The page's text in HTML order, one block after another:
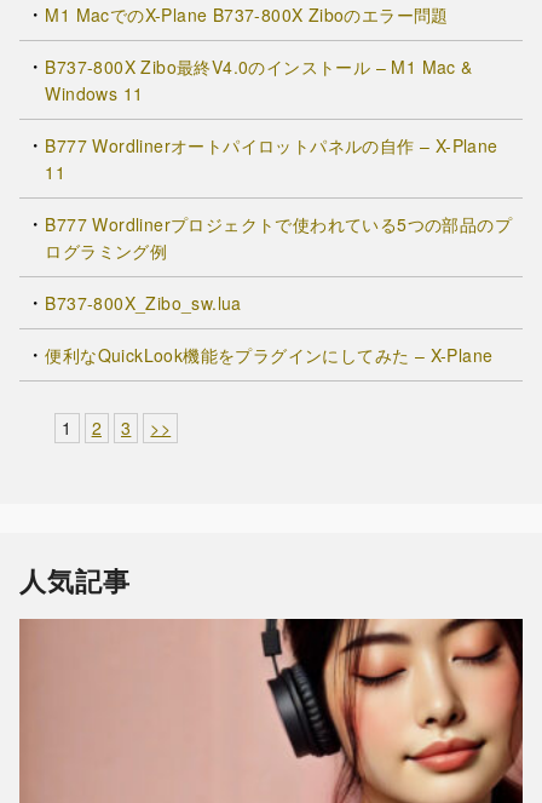
M1 MacでのX-Plane B737-800X Ziboのエラー問題
B737-800X Zibo最終V4.0のインストール – M1 Mac &
Windows 11
B777 Wordlinerオートパイロットパネルの自作 – X-Plane
11
B777 Wordlinerプロジェクトで使われている5つの部品のプ
ログラミング例
B737-800X_Zibo_sw.lua
便利なQuickLook機能をプラグインにしてみた – X-Plane
1 2 3 >>
人気記事